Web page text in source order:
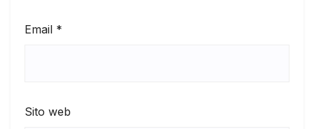
Email *
Sito web